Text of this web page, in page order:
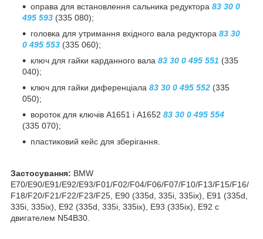
оправа для встановлення сальника редуктора 83 30 0
495 593 (335 080);
головка для утримання вхідного вала редуктора 83 30
0 495 553 (335 060);
ключ для гайки карданного вала 83 30 0 495 551 (335
040);
ключ для гайки диференціала 83 30 0 495 552 (335
050);
вороток для ключів A1651 і A1652 83 30 0 495 554
(335 070);
пластиковий кейс для зберігання.
Застосування: BMW
E70/E90/E91/E92/E93/F01/F02/F04/F06/F07/F10/F13/F15/F16/
F18/F20/F21/F22/F23/F25, E90 (335d, 335i, 335ix), E91 (335d,
335i, 335ix), E92 (335d, 335i, 335ix), E93 (335ix), E92 с
двигателем N54B30.